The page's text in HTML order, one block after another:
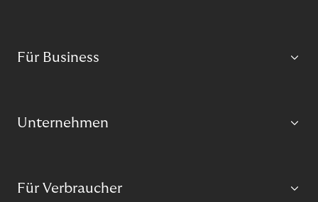
Für Business
Unternehmen
Für Verbraucher